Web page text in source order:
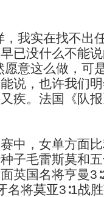
我实在找不出
已没什么不能
愿意这么做，可
说，也许我们
疾。法国《队
，女单方面比
子毛雷斯莫和
英国名将亨曼
名将莫亚3∶1战